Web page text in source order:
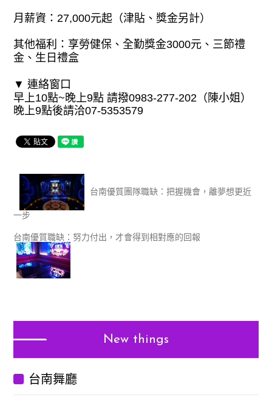
月薪資：27,000元起（津貼、獎金另計）
其他福利：享勞健保、全勤獎金3000元、三節禮
金、生日禮盒
▼ 連絡窗口
早上10點~晚上9點 請撥0983-277-202（陳小姐）
晚上9點後請洽07-5353579
台南優質團隊職缺：把握機會，離夢想更近
一步
台南優質職缺：努力付出，才會得到相對應的回報
New things
台南舞廳